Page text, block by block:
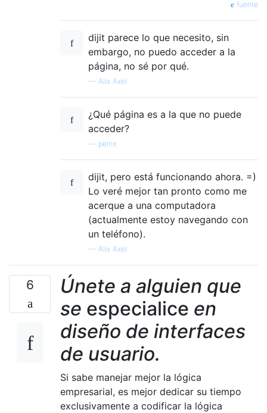
fuente
dijit parece lo que necesito, sin
embargo, no puedo acceder a la
página, no sé por qué.
— Alix Axel
¿Qué página es a la que no puede
acceder?
peirix
dijit, pero está funcionando ahora. =)
Lo veré mejor tan pronto como me
acerque a una computadora
(actualmente estoy navegando con
un teléfono).
— Alix Axel
6
Únete a alguien que
se especialice en
diseño de interfaces
de usuario.
Si sabe manejar mejor la lógica
empresarial, es mejor dedicar su tiempo
exclusivamente a codificar la lógica